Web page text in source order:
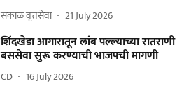
सकाळ वृत्तसेवा 21 July 2026
शिंदखेडा आगारातून लांब पल्ल्याच्या रातराणी
बससेवा सुरू करण्याची भाजपची मागणी
CD 16 July 2026